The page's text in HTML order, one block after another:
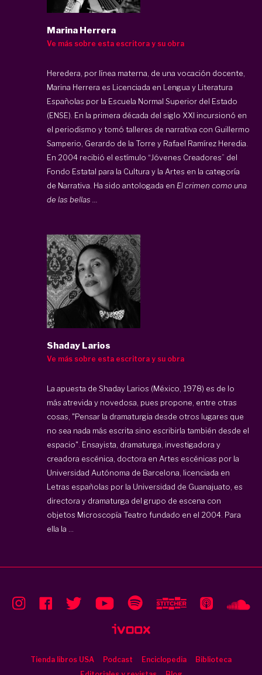
Marina Herrera
Ve más sobre esta escritora y su obra
Heredera, por línea materna, de una vocación docente,
Marina Herrera es Licenciada en Lengua y Literatura
Españolas por la Escuela Normal Superior del Estado
(ENSE). En la primera década del siglo XXI incursionó en
el periodismo y tomó talleres de narrativa con Guillermo
Samperio, Gerardo de la Torre y Rafael Ramírez Heredia.
En 2004 recibió el estímulo “Jóvenes Creadores” del
Fondo Estatal para la Cultura y la Artes en la categoría
de Narrativa. Ha sido antologada en El crimen como una
de las bellas ...
Shaday Larios
Ve más sobre esta escritora y su obra
La apuesta de Shaday Larios (México, 1978) es de lo
más atrevida y novedosa, pues propone, entre otras
cosas, "Pensar la dramaturgia desde otros lugares que
no sea nada más escrita sino escribirla también desde el
espacio". Ensayista, dramaturga, investigadora y
creadora escénica, doctora en Artes escénicas por la
Universidad Autónoma de Barcelona, licenciada en
Letras españolas por la Universidad de Guanajuato, es
directora y dramaturga del grupo de escena con
objetos Microscopía Teatro fundado en el 2004. Para
ella la ...
Tienda libros USA Podcast Enciclopedia
Biblioteca